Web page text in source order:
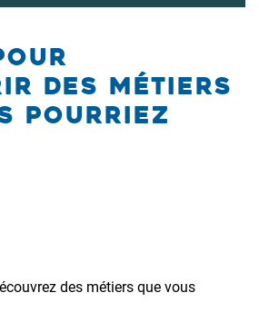
des métiers
pourriez
des métiers que vous